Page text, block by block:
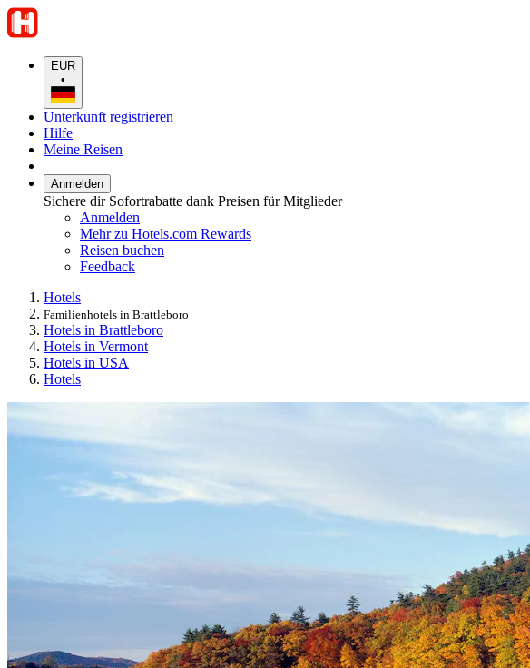
EUR
•
Unterkunft registrieren
Hilfe
Meine Reisen
Anmelden
Sichere dir Sofortrabatte dank Preisen für Mitglieder
Anmelden
Mehr zu Hotels.com Rewards
Reisen buchen
Feedback
Hotels
Familienhotels in Brattleboro
Hotels in Brattleboro
Hotels in Vermont
Hotels in USA
Hotels